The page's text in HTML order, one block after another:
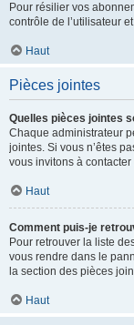
Pour résilier vos
contrôle de l’utilisateur
Haut
Pièces jointes
Quelles pièces jointes
Chaque administrateur
jointes. Si vous n’êtes
vous invitons à
Haut
Comment puis-je
Pour retrouver la liste
vous rendre dans le
la section des pièces
Haut